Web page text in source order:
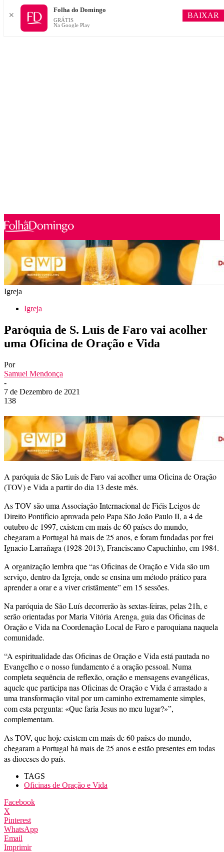
Igreja
Igreja
Paróquia de S. Luís de Faro vai acolher
uma Oficina de Oração e Vida
Por
Samuel Mendonça
-
7 de Dezembro de 2021
138
A paróquia de São Luís de Faro vai acolher uma Oficina de Oração
(TOV) e Vida a partir do dia 13 deste mês.
As TOV são uma Associação Internacional de Fiéis Leigos de
Direito Pontifício aprovada pelo Papa São João Paulo II, a 4 de
outubro de 1997, existem em mais de 60 países do mundo,
chegaram a Portugal há mais de 25 anos, e foram fundadas por frei
Ignacio Larrañaga (1928-2013), Franciscano Capuchinho, em 1984.
A organização lembra que “as Oficinas de Oração e Vida são um
serviço, dentro da Igreja, onde se ensina um método prático para
aprender a orar e a viver cristãmente” em 15 sessões.
Na paróquia de São Luís decorrerão às sextas-feiras, pelas 21h, e
serão orientadas por Maria Vitória Arenga, guia das Oficinas de
Oração e Vida na Coordenação Local de Faro e paroquiana naquela
comunidade.
“A espiritualidade das Oficinas de Oração e Vida está pautada no
Evangelho e o nosso fundamento é a oração pessoal. Numa
completa sequência de reflexão, oração e mensagens evangélicas,
aquele que participa nas Oficinas de Oração e Vida é arrastado a
uma transformação vital por um caminho extremamente simples,
com esta pergunta: «Que faria Jesus no meu lugar?»”,
complementam.
As TOV, que hoje existem em mais de 60 países do mundo,
chegaram a Portugal há mais de 25 anos e estão presentes em todas
as dioceses do país.
TAGS
Oficinas de Oração e Vida
Facebook
X
Pinterest
WhatsApp
Email
Imprimir
✕
Folha do Domingo
GRÁTIS
Na Google Play
BAIXAR